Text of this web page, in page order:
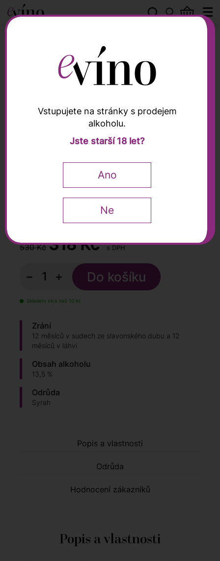
VEDOMARE ROSSO
Costa Toscana Rosso
IGT 2018, Toscani, 0,75l
92 / 100
530 Kč 318Kč s DPH
− +
Skladem více než 10 ks
Zrání
12 měsíců v sudech ze slavonského dubu a 12
měsíců v láhvi
Obsah alkoholu
13,5 %
Odrůda
Syrah
Popis a vlastnosti
Odrůda
Hodnocení zákazníků
Popis a vlastnosti
Vstupujete na stránky s prodejem
alkoholu.
Jste starší 18 let?
Ano
Ne